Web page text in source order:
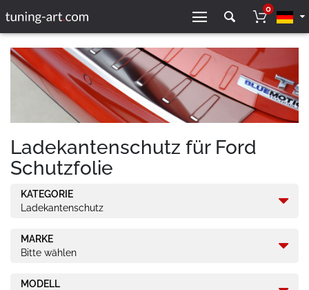
0
Ladekantenschutz für Ford
Schutzfolie
KATEGORIE
Ladekantenschutz
MARKE
Bitte wählen
MODELL